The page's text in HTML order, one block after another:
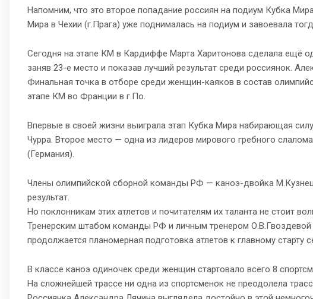
Напомним, что это второе попадание россиян на подиум Кубка
Мира в Чехии (г.Прага) уже поднималась на подиум и завоевала
Сегодня на этапе КМ в Кардиффе Марта Харитонова сделала ещё
заняв 23-е место и показав лучший результат среди россиянок.
Финальная точка в отборе среди женщин-каяков в состав
этапе КМ во Франции в г.По.
Впервые в своей жизни выиграла этап Кубка Мира набирающая
Чурра. Второе место — одна из лидеров мирового гребного
(Германия).
Члены олимпийской сборной команды РФ — каноэ-двойка
результат.
Но поклонникам этих атлетов и почитателям их таланта не стоит
Тренерским штабом команды РФ и личным тренером О.В.Гвоздевой
продолжается планомерная подготовка атлетов к главному
В классе каноэ одиночек среди женщин стартовало всего 8
На сложнейшей трассе ни одна из спортсменок не преодолела